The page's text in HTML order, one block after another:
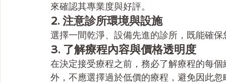
來確認其專業度與好評。
2. 注意診所環境與設施
選擇一間乾淨、設備先進的診所，既能確
3. 了解療程內容與價格透明度
在決定接受療程之前，務必了解療程的每
外，不應選擇過於低價的療程，避免因此